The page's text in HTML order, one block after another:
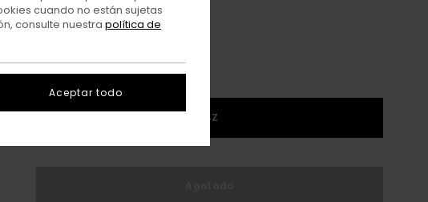
1SZ
cuando no están sujetas
consulte nuestra política de
Aceptar todo